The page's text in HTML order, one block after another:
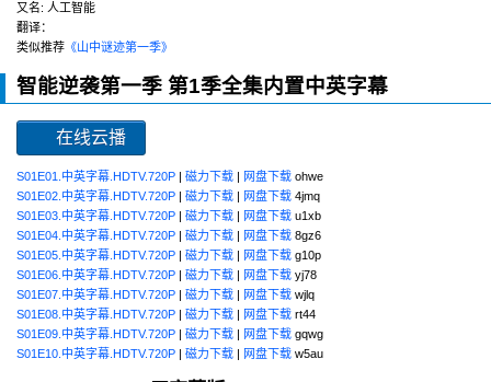
又名: 人工智能
翻译：
类似推荐 《山中谜迹第一季》
智能逆袭第一季 第1季全集内置中英字幕
在线云播
S01E01.中英字幕.HDTV.720P 磁力下载 网盘下载 ohwe
S01E02.中英字幕.HDTV.720P
磁力下载 网盘下载 4jmq
S01E03.中英字幕.HDTV.720P
磁力下载 网盘下载 u1xb
S01E04.中英字幕.HDTV.720P
磁力下载 网盘下载 8gz6
S01E05.中英字幕.HDTV.720P
磁力下载 网盘下载 g10p
S01E06.中英字幕.HDTV.720P
磁力下载 网盘下载 yj78
S01E07.中英字幕.HDTV.720P
磁力下载 网盘下载 wjlq
S01E08.中英字幕.HDTV.720P
磁力下载 网盘下载 rt44
S01E09.中英字幕.HDTV.720P
磁力下载 网盘下载 gqwg
S01E10.中英字幕.HDTV.720P
磁力下载 网盘下载 w5au